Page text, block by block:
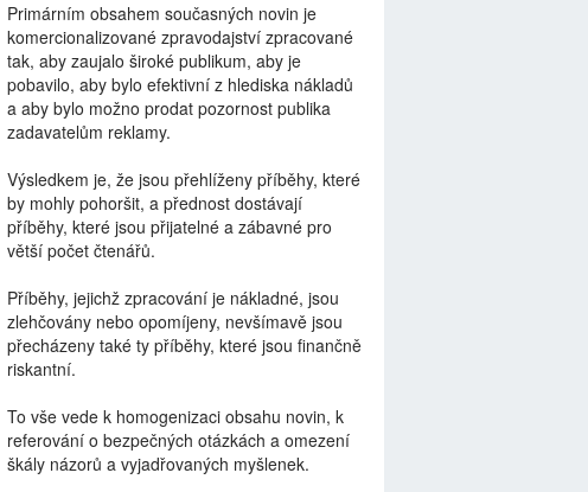
Primárním obsahem současných novin je
komercionalizované zpravodajství zpracované
tak, aby zaujalo široké publikum, aby je
pobavilo, aby bylo efektivní z hlediska nákladů
a aby bylo možno prodat pozornost publika
zadavatelům reklamy.
Výsledkem je, že jsou přehlíženy příběhy, které
by mohly pohoršit, a přednost dostávají
příběhy, které jsou přijatelné a zábavné pro
větší počet čtenářů.
Příběhy, jejichž zpracování je nákladné, jsou
zlehčovány nebo opomíjeny, nevšímavě jsou
přecházeny také ty příběhy, které jsou finančně
riskantní.
To vše vede k homogenizaci obsahu novin, k
referování o bezpečných otázkách a omezení
škály názorů a vyjadřovaných myšlenek.